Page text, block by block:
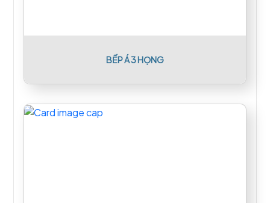
BẾP Á 3 HỌNG